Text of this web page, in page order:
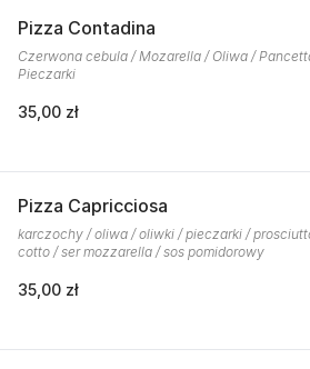
Pizza Contadina
Czerwona cebula / Mozarella / Oliwa /
Pieczarki
35,00 zł
Pizza Capricciosa
karczochy / oliwa / oliwki / pieczarki /
cotto / ser mozzarella / sos pomidorowy
35,00 zł